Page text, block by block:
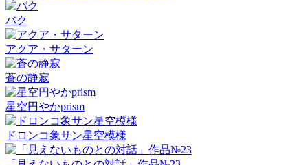
バク
アクア・サターン
蒼の静寂
星空円やかprism
ドロンコ象サン星空模様